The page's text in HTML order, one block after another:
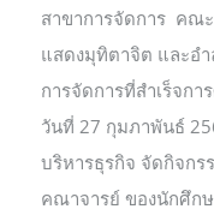
สาขาการจัดการ คณ
แสดงมุทิตาจิต และอ
การจัดการที่สำเร็จก
วันที่ 27 กุมภาพันธ์
บริหารธุรกิจ จัดกิจก
คณาจารย์ ของนักศึกษ